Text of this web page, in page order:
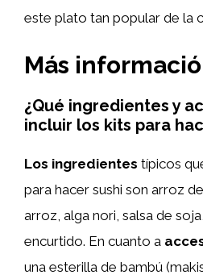
este plato tan popular de la
Más
¿Qué ingredientes y
incluir los kits para
Los ingredientes típicos
para hacer sushi son arroz
arroz, alga nori, salsa de
encurtido. En cuanto a
una esterilla de bambú